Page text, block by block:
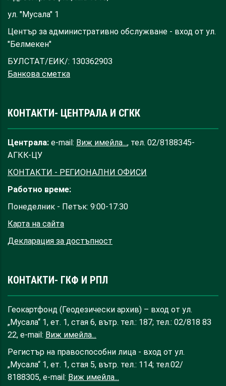
ул. "Мусала" 1
Център за административно обслужване - вход от ул.
"Белмекен"
БУЛСТАТ/ЕИК/: 130362903
Банкова сметка
КОНТАКТИ- ЦЕНТРАЛА И СГКК
Централа: e-mail: Виж имейла..., тел. 02/8188345-
АГКК-ЦУ
КОНТАКТИ - РЕГИОНАЛНИ ОФИСИ
Работно време:
Понеделник - Петък: 9:00-17:30
Карта на сайта
Декларация за достъпност
КОНТАКТИ- ГКФ И РПЛ
Геокартфонд (Геодезически архив) – вход от ул.
„Мусала“ 1, ет. 1, стая 6, вътр. тел.: 187; тел.: 02/818 83
22, e-mail: Виж имейла...
Регистър на правоспособни лица - вход от ул.
„Мусала“ 1, ет. 1, стая 5, вътр. тел.: 114; тел.02/
8188305, e-mail: Виж имейла...